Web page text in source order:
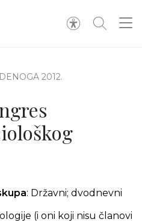
2012.
: Državni; dvodnevni
(i oni koji nisu članovi